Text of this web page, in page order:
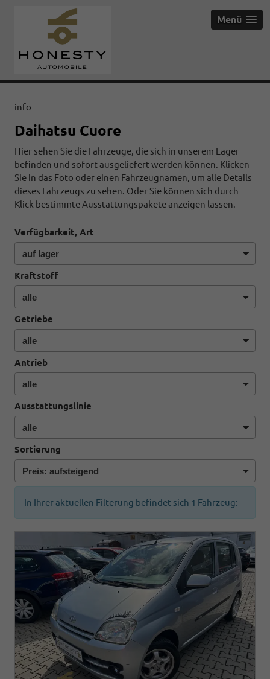
Menü
info
Daihatsu Cuore
Hier sehen Sie die Fahrzeuge, die sich in unserem Lager
befinden und sofort ausgeliefert werden können. Klicken
Sie in das Foto oder einen Fahrzeugnamen, um alle Details
dieses Fahrzeugs zu sehen. Oder Sie können sich durch
Klick bestimmte Ausstattungspakete anzeigen lassen.
Verfügbarkeit, Art
Kraftstoff
Getriebe
Antrieb
Ausstattungslinie
Sortierung
In Ihrer aktuellen Filterung befindet sich 1 Fahrzeug: